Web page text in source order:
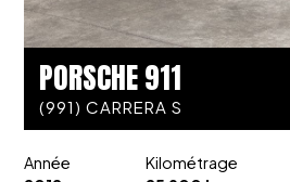
Vitres teintés
Essuie-glace arrière
Volant en cuir
Volant à réglage électrique
Régulateur de vitesse
Mode de conduite : SPORT /
PORSCHE 911
(991) CARRERA S
Année
Kilométrage